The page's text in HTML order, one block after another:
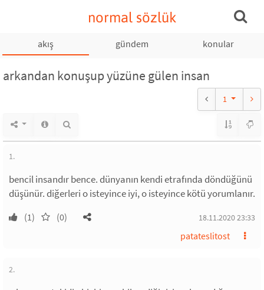
normal sözlük
akış gündem konular
arkandan konuşup yüzüne gülen insan
1
1.
bencil insandır bence. dünyanın kendi etrafında döndüğünü
düşünür. diğerleri o isteyince iyi, o isteyince kötü yorumlanır.
(1) (0) 18.11.2020 23:33
patateslitost
2.